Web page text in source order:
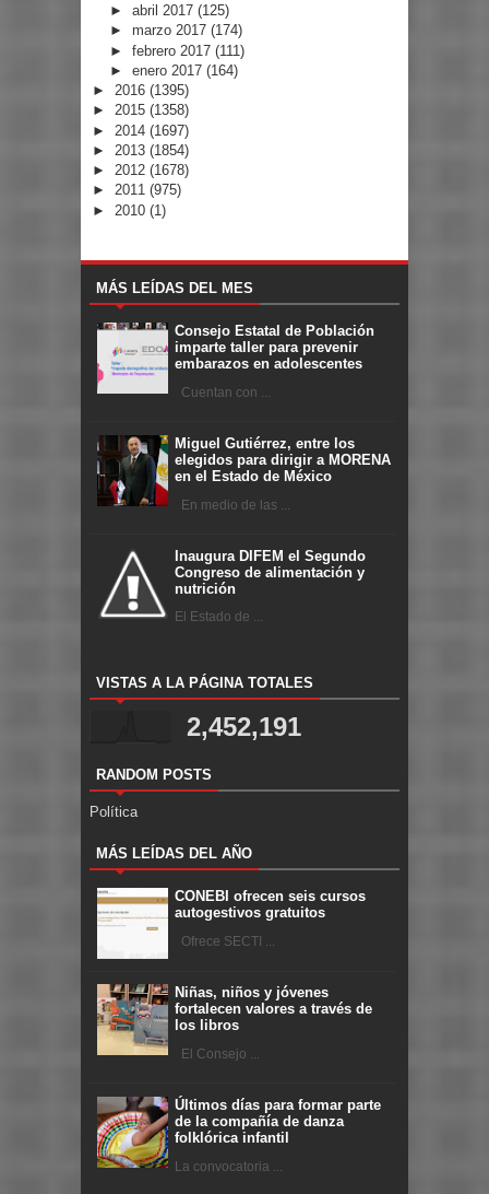
► abril 2017 (125)
► marzo 2017 (174)
► febrero 2017 (111)
► enero 2017 (164)
► 2016 (1395)
► 2015 (1358)
► 2014 (1697)
► 2013 (1854)
► 2012 (1678)
► 2011 (975)
► 2010 (1)
MÁS LEÍDAS DEL MES
Consejo Estatal de Población
imparte taller para prevenir
embarazos en adolescentes
Cuentan con ...
Miguel Gutiérrez, entre los
elegidos para dirigir a MORENA
en el Estado de México
En medio de las ...
Inaugura DIFEM el Segundo
Congreso de alimentación y
nutrición
El Estado de ...
VISTAS A LA PÁGINA TOTALES
2,452,191
RANDOM POSTS
Política
MÁS LEÍDAS DEL AÑO
CONEBI ofrecen seis cursos
autogestivos gratuitos
Ofrece SECTI ...
Niñas, niños y jóvenes
fortalecen valores a través de
los libros
El Consejo ...
Últimos días para formar parte
de la compañía de danza
folklórica infantil
La convocatoria ...